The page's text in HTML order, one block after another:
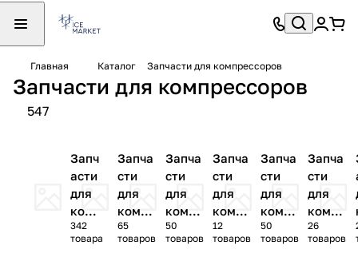
Главная Каталог Запчасти для компрессоров
Запчасти для компрессоров
547
Запч
асти
для
комп
ресс
оров
342
товара
Запча
сти
для
компр
ессор
ов
65
товаров
Запча
сти
для
компр
ессор
ов
50
товаров
Запча
сти
для
компр
ессор
ов
12
товаров
Запча
сти
для
компр
ессор
ов
50
товаров
Запча
сти
для
компр
ессор
ов
26
товаров